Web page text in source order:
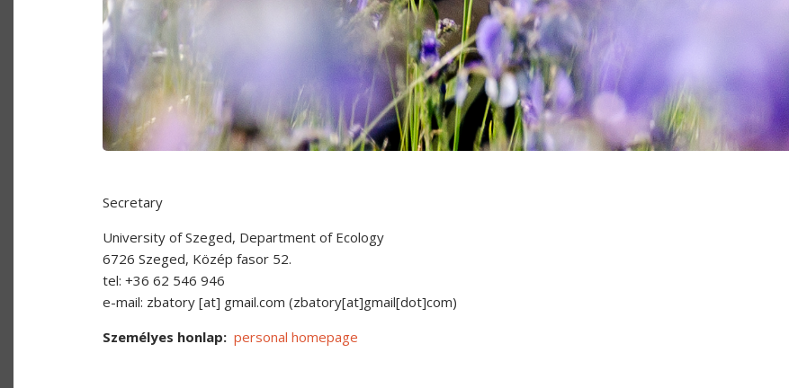
Secretary
University of Szeged, Department of Ecology
6726 Szeged, Közép fasor 52.
tel: +36 62 546 946
e-mail: zbatory [at] gmail.com (zbatory[at]gmail[dot]com)
Személyes honlap
personal homepage